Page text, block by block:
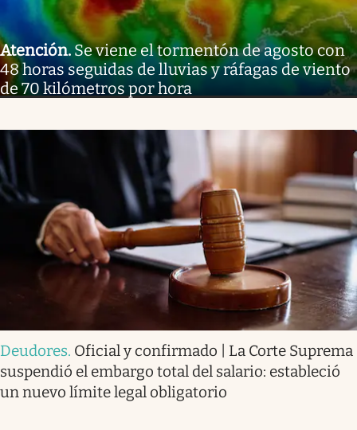
Atención.Se viene el tormentón de agosto con
48 horas seguidas de lluvias y ráfagas de viento
de 70 kilómetros por hora
Deudores. Oficial y confirmado | La Corte Suprema
suspendió el embargo total del salario: estableció
un nuevo límite legal obligatorio